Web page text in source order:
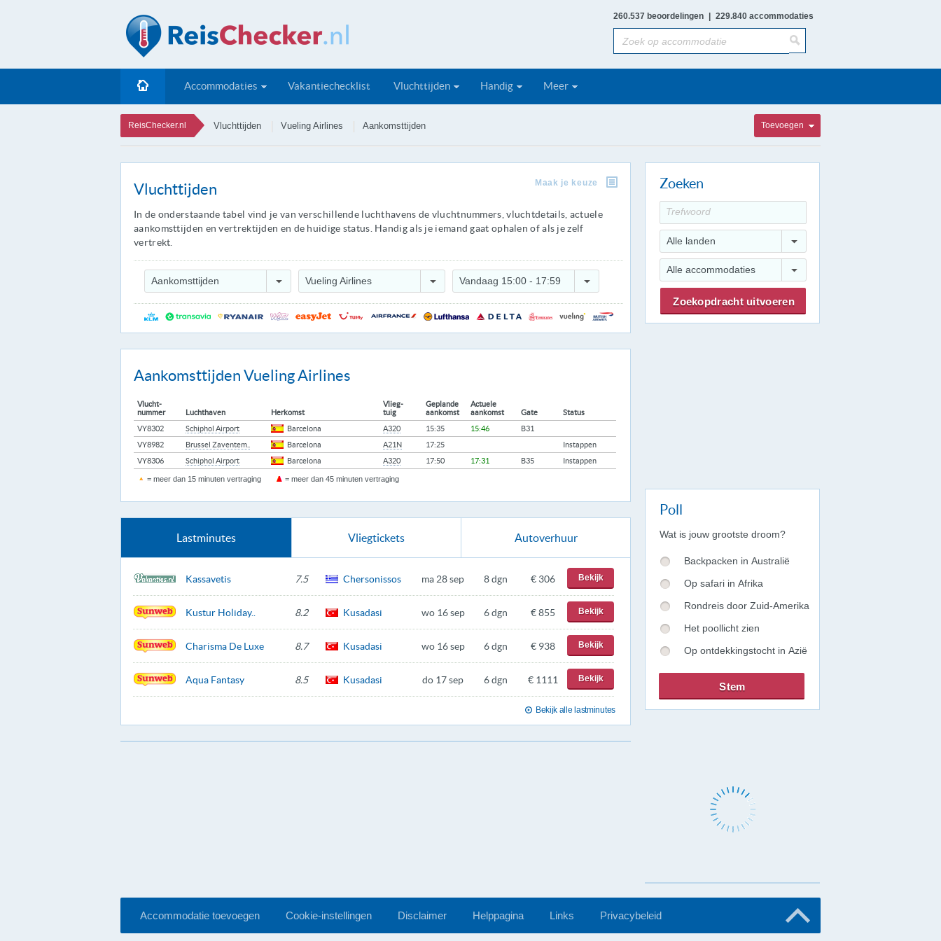
260.537 beoordelingen 229.840 accommodaties
Accommodaties Vakantiechecklist Vluchttijden Handig Meer
ReisChecker.nl Vluchttijden Vueling Airlines Aankomsttijden Toevoegen
Vluchttijden Maak je keuze
In de onderstaande tabel vind je van verschillende luchthavens de vluchtnummers, vluchtdetails, actuele
aankomsttijden en vertrektijden en de huidige status. Handig als je iemand gaat ophalen of als je zelf
vertrekt.
Aankomsttijden Vueling Airlines Vandaag 15:00 - 17:59
Aankomsttijden Vueling Airlines
Vlucht-
nummer
Luchthaven Herkomst
Vlieg-
tuig
Geplande
aankomst
Actuele
aankomst
Gate
Status
VY8302
Schiphol Airport Barcelona A320 15:35 15:46
B31
VY8982
Brussel Zaventem.. Barcelona A21N 17:25
Instappen
VY8306
Schiphol Airport Barcelona A320 17:50 17:31 B35 Instappen
= meer dan 15 minuten vertraging = meer dan 45 minuten vertraging
Lastminutes Vliegtickets Autoverhuur
Kassavetis 7.5 Chersonissos ma 28 sep 8 dgn € 306 Bekijk
Kustur Holiday.. 8.2 Kusadasi wo 16 sep 6 dgn € 855 Bekijk
Charisma De Luxe 8.7 Kusadasi wo 16 sep 6 dgn € 938 Bekijk
Aqua Fantasy 8.5 Kusadasi do 17 sep 6 dgn € 1111 Bekijk
Bekijk alle lastminutes
Zoeken
Alle landen
Alle accommodaties
Poll
Wat is jouw grootste droom?
Backpacken in Australië
Op safari in Afrika
Rondreis door Zuid-Amerika
Het poollicht zien
Op ontdekkingstocht in Azië
Accommodatie toevoegen Cookie-instellingen Disclaimer Helppagina Links Privacybeleid